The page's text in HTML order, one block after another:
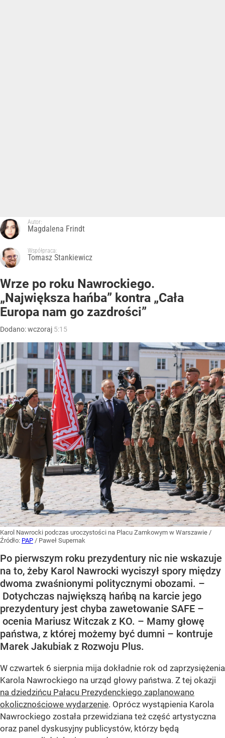
Autor:
Magdalena Frindt
Współpraca:
Tomasz Stankiewicz
Wrze po roku Nawrockiego.
„Największa hańba” kontra „Cała
Europa nam go zazdrości”
Dodano:wczoraj 5:15
Karol Nawrocki podczas uroczystości na Placu Zamkowym w Warszawie /
Źródło: PAP / Paweł Supernak
Po pierwszym roku prezydentury nic nie wskazuje
na to, żeby Karol Nawrocki wyciszył spory między
dwoma zwaśnionymi politycznymi obozami. –
Dotychczas największą hańbą na karcie jego
prezydentury jest chyba zawetowanie SAFE –
ocenia Mariusz Witczak z KO. – Mamy głowę
państwa, z której możemy być dumni – kontruje
Marek Jakubiak z Rozwoju Plus.
W czwartek 6 sierpnia mija dokładnie rok od zaprzysiężenia
Karola Nawrockiego na urząd głowy państwa. Z tej okazji
na dziedzińcu Pałacu Prezydenckiego zaplanowano
okolicznościowe wydarzenie. Oprócz wystąpienia Karola
Nawrockiego została przewidziana też część artystyczna
oraz panel dyskusyjny publicystów, którzy będą